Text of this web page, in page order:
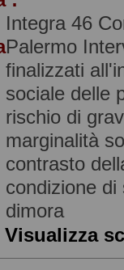
Integra 46
Palermo
finalizzati
sociale delle
rischio di
marginalità
contrasto
condizione di
dimora
Visualizza